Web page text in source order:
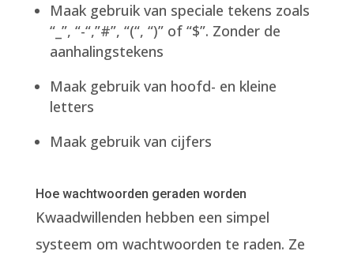
Maak gebruik van speciale tekens zoals
“_”, “-“,”#”, “(“, “)” of “$”. Zonder de
aanhalingstekens
Maak gebruik van hoofd- en kleine
letters
Maak gebruik van cijfers
Hoe wachtwoorden geraden worden
Kwaadwillenden hebben een simpel
systeem om wachtwoorden te raden. Ze